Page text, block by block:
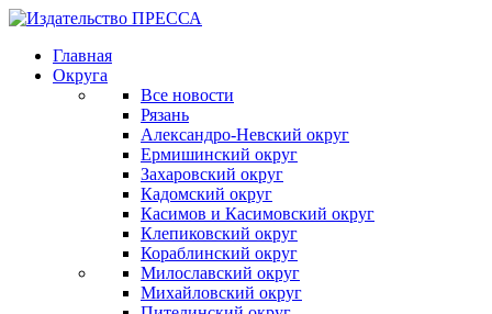
Главная
Округа
Все новости
Рязань
Александро-Невский округ
Ермишинский округ
Захаровский округ
Кадомский округ
Касимов и Касимовский округ
Клепиковский округ
Кораблинский округ
Милославский округ
Михайловский округ